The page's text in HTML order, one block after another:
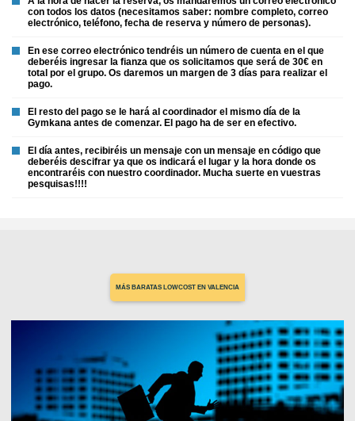
con todos los datos (necesitamos saber: nombre completo, correo
electrónico, teléfono, fecha de reserva y número de personas).
En ese correo electrónico tendréis un número de cuenta en el que
deberéis ingresar la fianza que os solicitamos que será de 30€ en
total por el grupo. Os daremos un margen de 3 días para realizar el
pago.
El resto del pago se le hará al coordinador el mismo día de la
Gymkana antes de comenzar. El pago ha de ser en efectivo.
El día antes, recibiréis un mensaje con un mensaje en código que
deberéis descifrar ya que os indicará el lugar y la hora donde os
encontraréis con nuestro coordinador. Mucha suerte en vuestras
pesquisas!!!!
MÁS BARATAS LOWCOST EN VALENCIA